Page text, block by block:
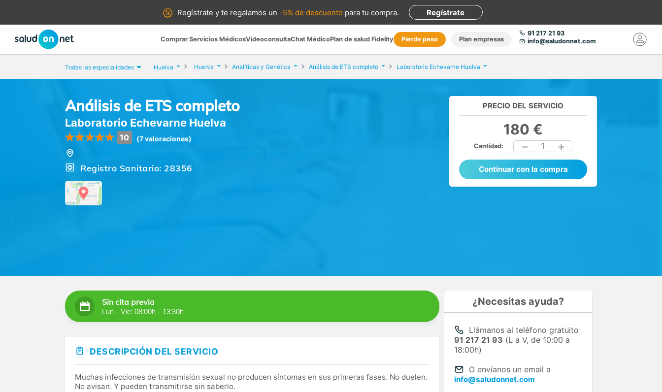
Regístrate yte regalamos un -5% de descuento para tu compra. Regístrate
Comprar Servicios MédicosVideoconsultaChat MédicoPlan de salud Fidelity Pierde peso Plan empresas
91 217 21 93
info@saludonnet.com
Todas las especialidades Huelva Huelva Analíticas y Genética Análisis de ETS completo Laboratorio Echevarne Huelva
Análisis de ETS completo
Laboratorio Echevarne Huelva
10 (7 valoraciones)
Registro Sanitario: 28356
PRECIO DEL SERVICIO
180 €
Cantidad: 1
Continuar con la compra
Sin cita previa
Lun - Vie: 08:00h - 13:30h
DESCRIPCIÓN DEL SERVICIO
Muchas infecciones de transmisión sexual no producen síntomas en sus primeras fases. No duelen.
No avisan. Y pueden transmitirse sin saberlo.
¿Necesitas ayuda?
Llámanos al teléfono gratuito
91 217 21 93 (L a V, de 10:00 a
18:00h)
O envíanos un email a
info@saludonnet.com